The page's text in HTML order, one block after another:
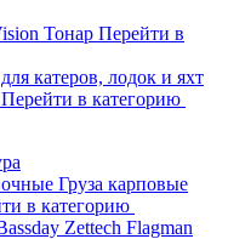
Тонар Перейти в
катеров, лодок и яхт
Перейти в категорию
Груза карповые
в категорию
Zettech Flagman